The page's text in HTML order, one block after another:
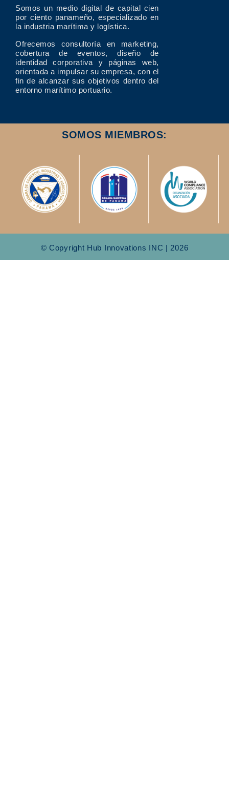
Somos un medio digital de capital cien
por ciento panameño, especializado en
la industria marítima y logística.
Ofrecemos consultoría en marketing,
cobertura de eventos, diseño de
identidad corporativa y páginas web,
orientada a impulsar su empresa, con el
fin de alcanzar sus objetivos dentro del
entorno marítimo portuario.
SOMOS MIEMBROS:
© Copyright Hub Innovations INC | 2026